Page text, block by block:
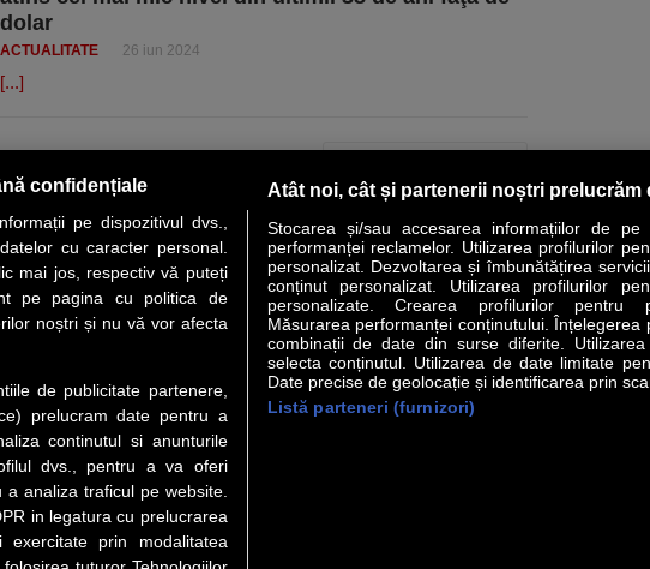
dolar
ACTUALITATE 26 iun 2024
[...]
COVER STORY LIDERI ANALIZE HI-TECH MEET THE CEO
iarul Financiar
Despre Noi
Contact Redactie
Contact Marketing
Contact Vanzari
Abonamente print
Politica de confidentialitate
Termeni si conditii
About cookies
Servicii
confidențiale
pe dispozitivul dvs.,
cu caracter personal.
mai jos, respectiv vă puteți
pe pagina cu politica de
noștri și nu vă vor afecta
de publicitate partenere,
prelucram date pentru a
continutul si anunturile
dvs., pentru a va oferi
analiza traficul pe website.
in legatura cu prelucrarea
prin modalitatea
Atât noi, cât și partenerii noștri prelucrăm
Stocarea și/sau accesarea informațiilor de pe
performanței reclamelor. Utilizarea profilurilor
personalizat. Dezvoltarea și îmbunătățirea
conținut personalizat. Utilizarea profilurilor
personalizate. Crearea profilurilor pentru
Măsurarea performanței conținutului. Înțelegerea
combinații de date din surse diferite.
selecta conținutul. Utilizarea de date limitate
Date precise de geolocație și identificarea prin
Listă parteneri (furnizori)